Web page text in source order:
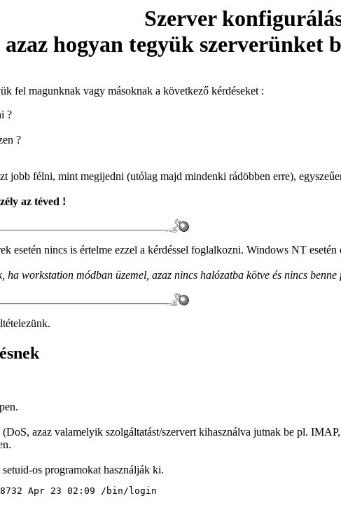
Szerver
azaz hogyan tegyük szerverünket
fel magunknak vagy másoknak a következő kérdéseket :
?
?
jobb félni, mint megijedni (utólag majd mindenki rádöbben erre),
az téved !
esetén nincs is értelme ezzel a kérdéssel foglalkozni. Windows NT
workstation módban üzemel, azaz nincs halózatba kötve és nincs
azaz valamelyik szolgáltatást/szervert kihasználva jutnak be pl.
os programokat használják ki.
Apr 23 02:09 /bin/login